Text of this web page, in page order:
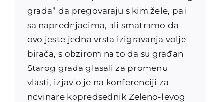
grada” da pregovaraju s kim žele, pa i
sa naprednjacima, ali smatramo da
ovo jeste jedna vrsta izigravanja volje
birača, s obzirom na to da su građani
Starog grada glasali za promenu
vlasti, izjavio je na konferenciji za
novinare kopredsednik Zeleno-levog